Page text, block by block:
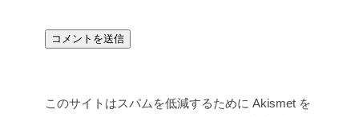
このサイトはスパムを低減するために Akismet を